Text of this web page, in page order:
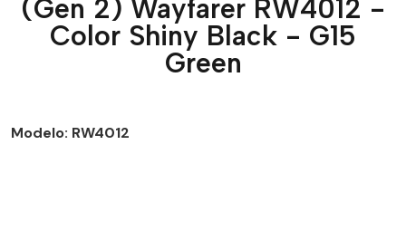
(Gen 2) Wayfarer RW4012 -
Color Shiny Black - G15
Green
Modelo: RW4012